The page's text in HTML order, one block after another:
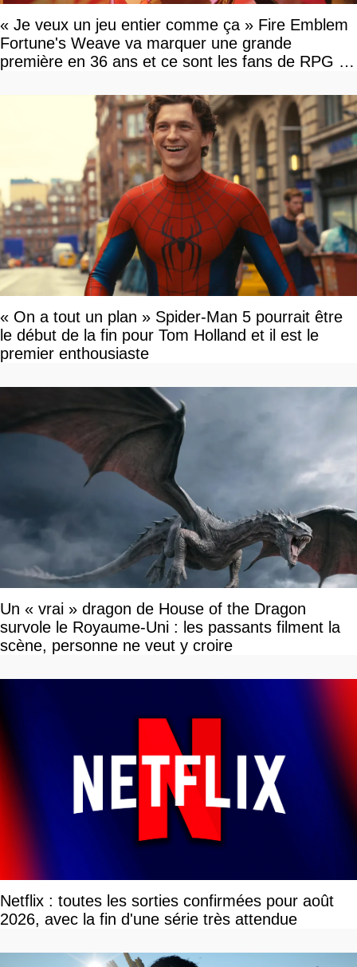
« Je veux un jeu entier comme ça » Fire Emblem
Fortune's Weave va marquer une grande
première en 36 ans et ce sont les fans de RPG en
« On a tout un plan » Spider-Man 5 pourrait être
le début de la fin pour Tom Holland et il est le
premier enthousiaste
Un « vrai » dragon de House of the Dragon
survole le Royaume-Uni : les passants filment la
scène, personne ne veut y croire
Netflix : toutes les sorties confirmées pour août
2026, avec la fin d'une série très attendue